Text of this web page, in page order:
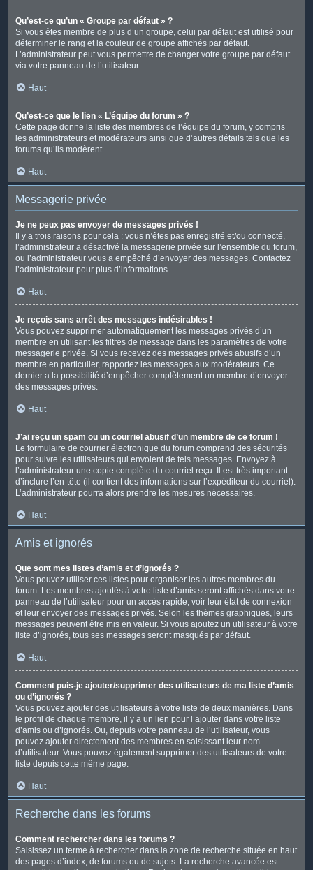
Qu’est-ce qu’un « Groupe par défaut » ?
Si vous êtes membre de plus d’un groupe, celui par défaut est utilisé pour
déterminer le rang et la couleur de groupe affichés par défaut.
L’administrateur peut vous permettre de changer votre groupe par défaut
via votre panneau de l’utilisateur.
Haut
Qu’est-ce que le lien « L’équipe du forum » ?
Cette page donne la liste des membres de l’équipe du forum, y compris
les administrateurs et modérateurs ainsi que d’autres détails tels que les
forums qu’ils modèrent.
Haut
Messagerie privée
Je ne peux pas envoyer de messages privés !
Il y a trois raisons pour cela : vous n’êtes pas enregistré et/ou connecté,
l’administrateur a désactivé la messagerie privée sur l’ensemble du forum,
ou l’administrateur vous a empêché d’envoyer des messages. Contactez
l’administrateur pour plus d’informations.
Haut
Je reçois sans arrêt des messages indésirables !
Vous pouvez supprimer automatiquement les messages privés d’un
membre en utilisant les filtres de message dans les paramètres de votre
messagerie privée. Si vous recevez des messages privés abusifs d’un
membre en particulier, rapportez les messages aux modérateurs. Ce
dernier a la possibilité d’empêcher complètement un membre d’envoyer
des messages privés.
Haut
J’ai reçu un spam ou un courriel abusif d’un membre de ce forum !
Le formulaire de courrier électronique du forum comprend des sécurités
pour suivre les utilisateurs qui envoient de tels messages. Envoyez à
l’administrateur une copie complète du courriel reçu. Il est très important
d’inclure l’en-tête (il contient des informations sur l’expéditeur du courriel).
L’administrateur pourra alors prendre les mesures nécessaires.
Haut
Amis et ignorés
Que sont mes listes d’amis et d’ignorés ?
Vous pouvez utiliser ces listes pour organiser les autres membres du
forum. Les membres ajoutés à votre liste d’amis seront affichés dans votre
panneau de l’utilisateur pour un accès rapide, voir leur état de connexion
et leur envoyer des messages privés. Selon les thèmes graphiques, leurs
messages peuvent être mis en valeur. Si vous ajoutez un utilisateur à votre
liste d’ignorés, tous ses messages seront masqués par défaut.
Haut
Comment puis-je ajouter/supprimer des utilisateurs de ma liste d’amis
ou d’ignorés ?
Vous pouvez ajouter des utilisateurs à votre liste de deux manières. Dans
le profil de chaque membre, il y a un lien pour l’ajouter dans votre liste
d’amis ou d’ignorés. Ou, depuis votre panneau de l’utilisateur, vous
pouvez ajouter directement des membres en saisissant leur nom
d’utilisateur. Vous pouvez également supprimer des utilisateurs de votre
liste depuis cette même page.
Haut
Recherche dans les forums
Comment rechercher dans les forums ?
Saisissez un terme à rechercher dans la zone de recherche située en haut
des pages d’index, de forums ou de sujets. La recherche avancée est